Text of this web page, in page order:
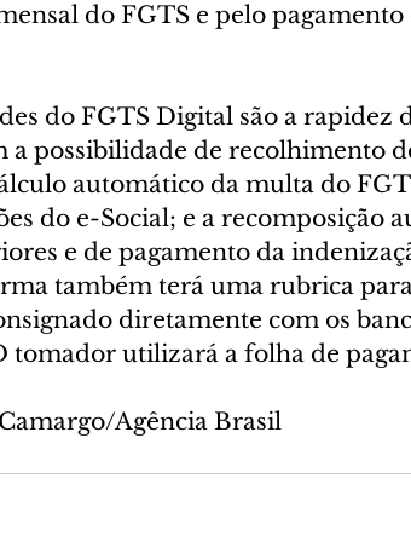
do FGTS e pelo pagamento
do FGTS Digital são a rapidez
a possibilidade de recolhimento
automático da multa do
do e-Social; e a recomposição
e de pagamento da
também terá uma rubrica
diretamente com os
tomador utilizará a folha de
Agência Brasil